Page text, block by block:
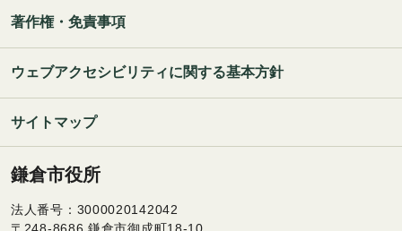
著作権・免責事項
ウェブアクセシビリティに関する基本方針
サイトマップ
鎌倉市役所
法人番号：3000020142042